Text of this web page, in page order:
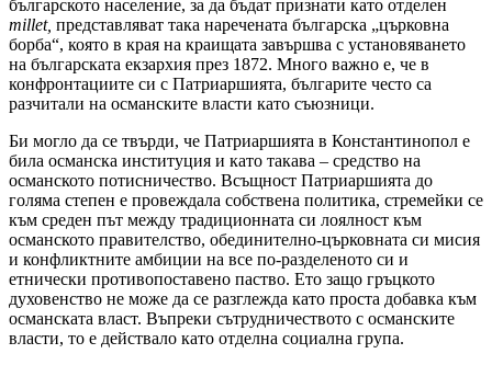
българското население, за да бъдат признати като отделен
millet, представляват така наречената българска „църковна
борба“, която в края на краищата завършва с установяването
на българската екзархия през 1872. Много важно е, че в
конфронтациите си с Патриаршията, българите често са
разчитали на османските власти като съюзници.
Би могло да се твърди, че Патриаршията в Константинопол е
била османска институция и като такава – средство на
османското потисничество. Всъщност Патриаршията до
голяма степен е провеждала собствена политика, стремейки се
към среден път между традиционната си лоялност към
османското правителство, обединително-църковната си мисия
и конфликтните амбиции на все по-разделеното си и
етнически противопоставено паство. Ето защо гръцкото
духовенство не може да се разглежда като проста добавка към
османската власт. Въпреки сътрудничеството с османските
власти, то е действало като отделна социална група.